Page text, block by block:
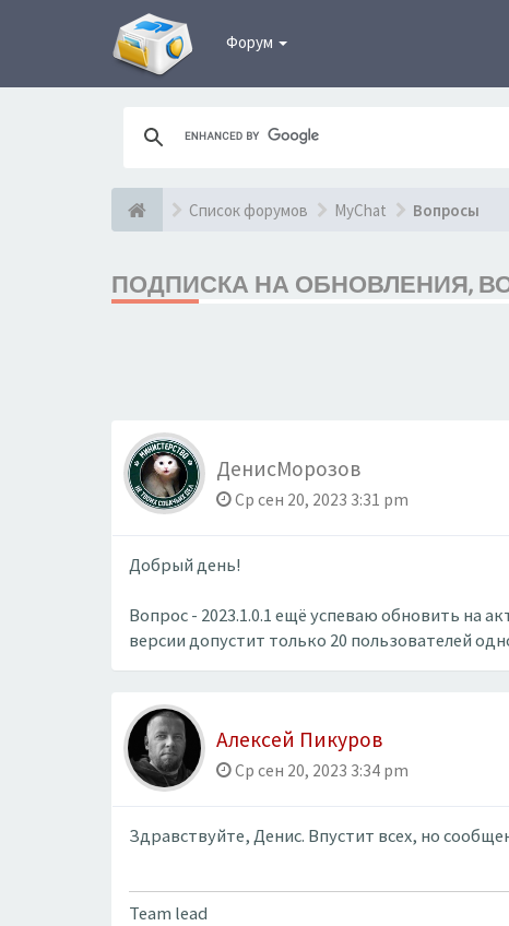
Форум
Список форумов MyChat Вопросы
ПОДПИСКА НА ОБНОВЛЕНИЯ,
ДенисМорозов
Ср сен 20, 2023 3:31 pm
Добрый день!
Вопрос - 2023.1.0.1 ещё успеваю обновить на
версии допустит только 20 пользователей
Алексей Пикуров
Ср сен 20, 2023 3:34 pm
Здравствуйте, Денис. Впустит всех, но
Team lead